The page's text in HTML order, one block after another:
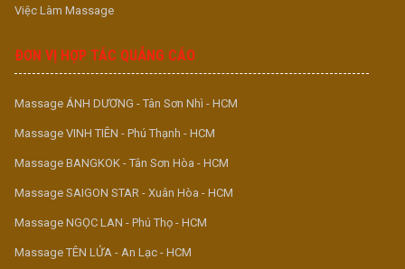
Việc Làm Massage
ĐƠN VỊ HỢP TÁC QUẢNG CÁO
Massage ÁNH DƯƠNG - Tân Sơn Nhì - HCM
Massage VINH TIÊN - Phú Thạnh - HCM
Massage BANGKOK - Tân Sơn Hòa - HCM
Massage SAIGON STAR - Xuân Hòa - HCM
Massage NGỌC LAN - Phú Thọ - HCM
Massage TÊN LỬA - An Lạc - HCM